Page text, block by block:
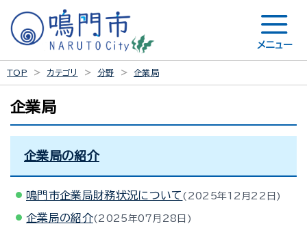
メニュー
TOP カテゴリ 分野 企業局
企業局
企業局の紹介
鳴門市企業局財務状況について 2025年12月22日
企業局の紹介 2025年07月28日